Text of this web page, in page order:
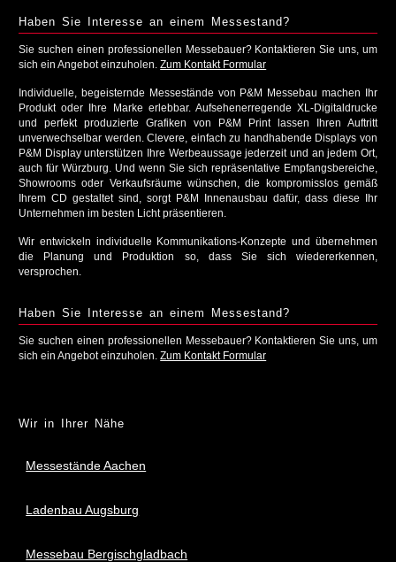
Haben Sie Interesse an einem Messestand?
Sie suchen einen professionellen Messebauer? Kontaktieren Sie uns, um
sich ein Angebot einzuholen.Zum Kontakt Formular
Individuelle, begeisternde Messestände von P&M Messebau machen Ihr
Produkt oder Ihre Marke erlebbar. Aufsehenerregende XL-Digitaldrucke
und perfekt produzierte Grafiken von P&M Print lassen Ihren Auftritt
unverwechselbar werden. Clevere, einfach zu handhabende Displays von
P&M Display unterstützen Ihre Werbeaussage jederzeit und an jedem Ort,
auch für Würzburg. Und wenn Sie sich repräsentative Empfangsbereiche,
Showrooms oder Verkaufsräume wünschen, die kompromisslos gemäß
Ihrem CD gestaltet sind, sorgt P&M Innenausbau dafür, dass diese Ihr
Unternehmen im besten Licht präsentieren.
Wir entwickeln individuelle Kommunikations-Konzepte und übernehmen
die Planung und Produktion so, dass Sie sich wiedererkennen,
versprochen.
Haben Sie Interesse an einem Messestand?
Sie suchen einen professionellen Messebauer? Kontaktieren Sie uns, um
sich ein Angebot einzuholen.Zum Kontakt Formular
Wir in Ihrer Nähe
Messestände Aachen
Ladenbau Augsburg
Messebau Bergischgladbach